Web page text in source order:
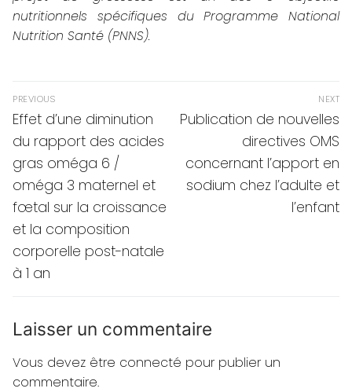
nutritionnels spécifiques du Programme National
Nutrition Santé (PNNS).
Navigation
de
l’article
PREVIOUS
Previous
post:
Effet d’une diminution
du rapport des acides
gras oméga 6 /
oméga 3 maternel et
fœtal sur la croissance
et la composition
corporelle post-natale
à 1 an
NEXT
Next
Publication de nouvelles
directives OMS
concernant l’apport en
sodium chez l’adulte et
l’enfant
Laisser un commentaire
Vous devez être connecté pour publier un
commentaire.